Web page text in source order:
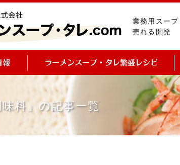
業務用スー
売れる開発
料」の記事一覧